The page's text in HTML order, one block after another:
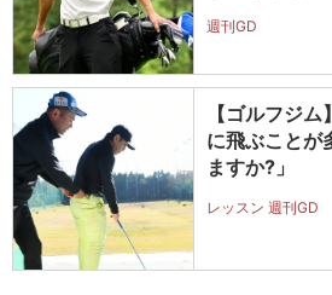
週刊GD
【ゴルフジ
に飛ぶことが
ますか?」
レッスン 週刊GD